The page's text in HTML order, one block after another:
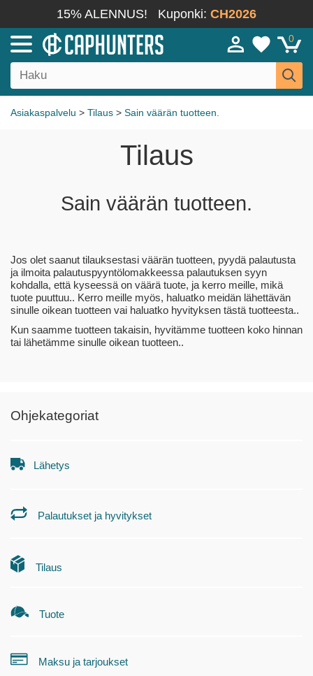
15% ALENNUS! Kuponki: CH2026
0
Asiakaspalvelu > Tilaus > Sain väärän tuotteen.
Tilaus
Sain väärän tuotteen.
Jos olet saanut tilauksestasi väärän tuotteen, pyydä palautusta
ja ilmoita palautuspyyntölomakkeessa palautuksen syyn
kohdalla, että kyseessä on väärä tuote, ja kerro meille, mikä
tuote puuttuu.. Kerro meille myös, haluatko meidän lähettävän
sinulle oikean tuotteen vai haluatko hyvityksen tästä tuotteesta..
Kun saamme tuotteen takaisin, hyvitämme tuotteen koko hinnan
tai lähetämme sinulle oikean tuotteen..
Ohjekategoriat
Lähetys
Palautukset ja hyvitykset
Tilaus
Tuote
Maksu ja tarjoukset